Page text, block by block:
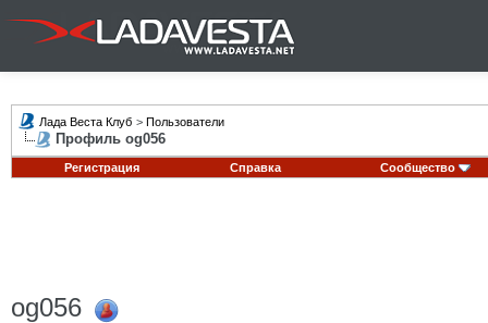
Лада Веста Клуб > Пользователи
Профиль og056
Регистрация Справка Сообщество
og056